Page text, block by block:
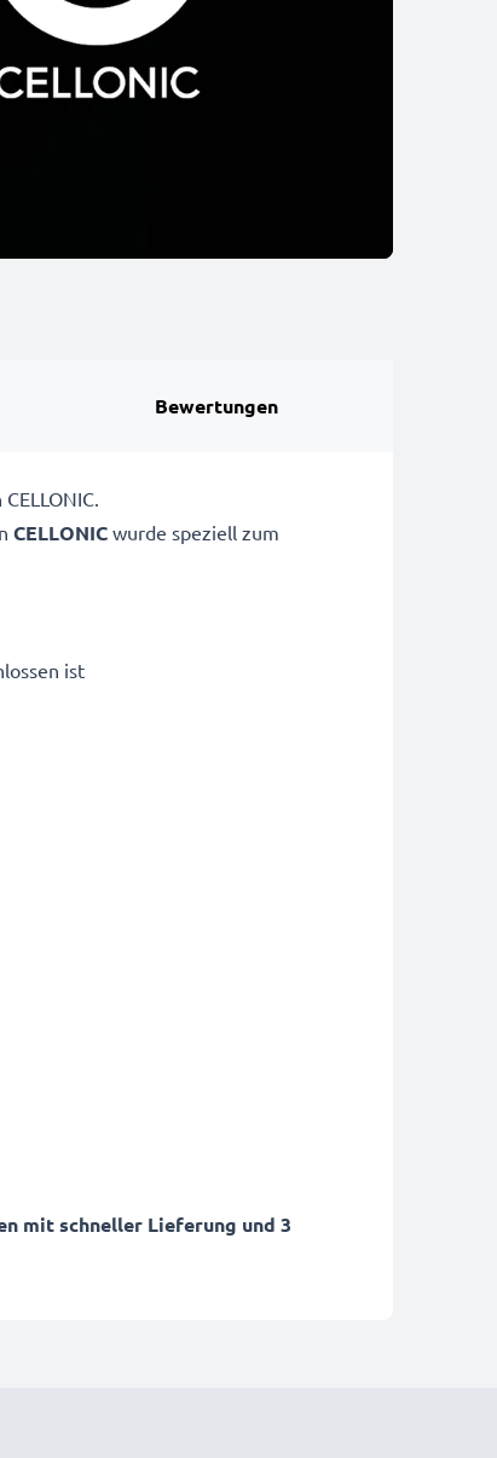
Bewertungen
CELLONIC wurde speziell zum
ist
mit schneller Lieferung und 3